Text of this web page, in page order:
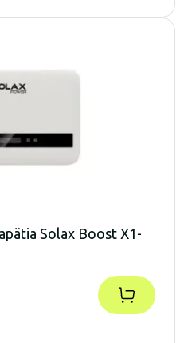
Solax Boost X1-